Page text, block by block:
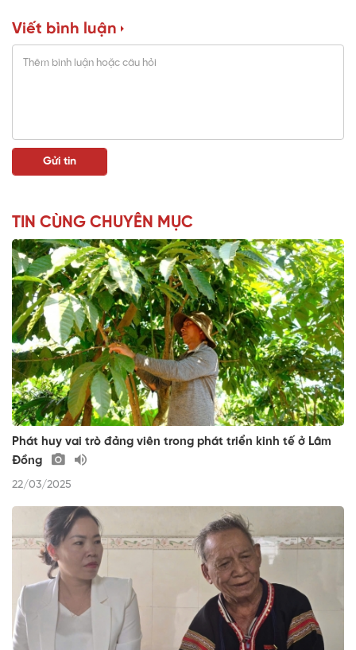
Viết bình luận
TIN CÙNG CHUYÊN MỤC
Phát huy vai trò đảng viên trong phát triển kinh tế ở Lâm
Đồng
22/03/2025